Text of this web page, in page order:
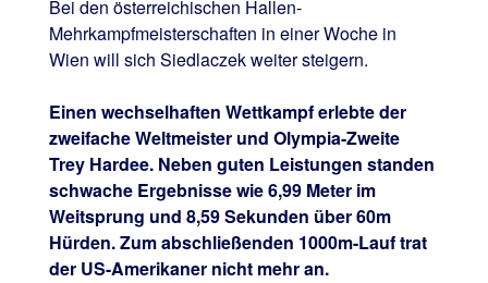
Bei den österreichischen Hallen-
Mehrkampfmeisterschaften in einer Woche in
Wien will sich Siedlaczek weiter steigern.
Einen wechselhaften Wettkampf erlebte der
zweifache Weltmeister und Olympia-Zweite
Trey Hardee. Neben guten Leistungen standen
schwache Ergebnisse wie 6,99 Meter im
Weitsprung und 8,59 Sekunden über 60m
Hürden. Zum abschließenden 1000m-Lauf trat
der US-Amerikaner nicht mehr an.